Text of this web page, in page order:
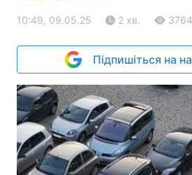
10:49, 09.05.25 2 хв. 3764
Підпишіться на